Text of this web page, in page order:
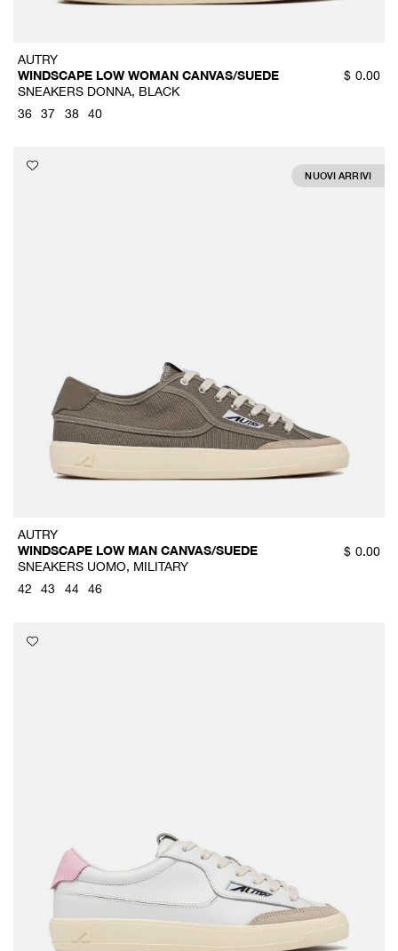
AUTRY
WINDSCAPE LOW WOMAN CANVAS/SUEDE
SNEAKERS DONNA, BLACK
$ 0.00
36 37 38 40
NUOVI ARRIVI
AUTRY
WINDSCAPE LOW MAN CANVAS/SUEDE
SNEAKERS UOMO, MILITARY
$ 0.00
42 43 44 46